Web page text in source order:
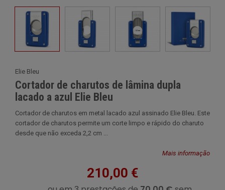
Elie Bleu
Cortador de charutos de lâmina dupla
lacado a azul Elie Bleu
Cortador de charutos em metal lacado azul assinado Elie Bleu. Este
cortador de charutos permite um corte limpo e rápido do charuto
desde que não exceda 2,2 cm ...
Mais informação
210,00 €